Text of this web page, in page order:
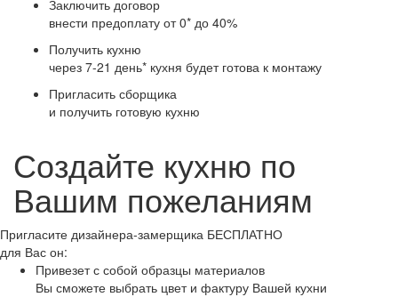
Заключить договор
внести предоплату от 0* до 40%
Получить кухню
через 7-21 день* кухня будет готова к монтажу
Пригласить сборщика
и получить готовую кухню
Создайте кухню по
Вашим пожеланиям
Пригласите дизайнера-замерщика БЕСПЛАТНО
для Вас он:
Привезет с собой образцы материалов
Вы сможете выбрать цвет и фактуру Вашей кухни